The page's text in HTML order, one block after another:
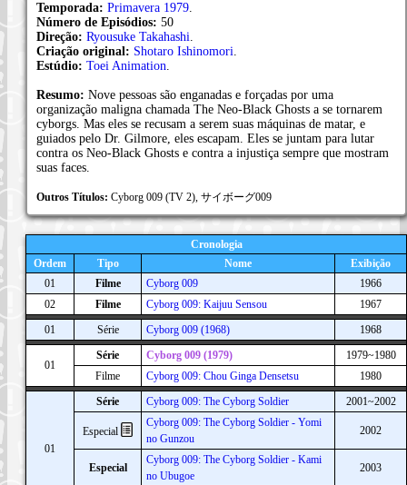
Temporada: Primavera 1979
Número de Episódios: 50
Direção: Ryousuke Takahashi
Criação original: Shotaro Ishinomori
Estúdio: Toei Animation
Resumo: Nove pessoas são enganadas e forçadas por uma
organização maligna chamada The Neo-Black Ghosts a se tornarem
cyborgs. Mas eles se recusam a serem suas máquinas de matar, e
guiados pelo Dr. Gilmore, eles escapam. Eles se juntam para lutar
contra os Neo-Black Ghosts e contra a injustiça sempre que mostram
suas faces.
Outros Títulos: Cyborg 009 (TV 2), サイボーグ009
Cronologia
Ordem
Tipo Nome
Exibição
01
Filme Cyborg 009
1966
02
Filme Cyborg 009: Kaijuu Sensou
1967
01
Série Cyborg 009 (1968) 1968
01
Série Cyborg 009 (1979)
1979~1980
Filme
Cyborg 009: Chou Ginga Densetsu 1980
01
Série Cyborg 009: The Cyborg Soldier 2001~2002
Especial
Cyborg 009: The Cyborg Soldier - Yomi
no Gunzou
2002
Especial
Cyborg 009: The Cyborg Soldier - Kami
no Ubugoe
2003